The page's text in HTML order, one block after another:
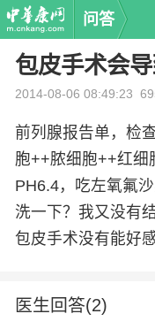
问答
包皮手术会
2014-08-06 08:49:23
前列腺报告单，检
胞++脓细胞++红
PH6.4，吃左氧氟
洗一下？我又没有
包皮手术没有能好
医生回答(2)